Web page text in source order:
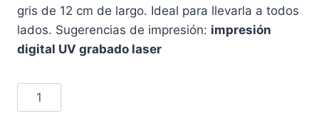
gris de 12 cm de largo. Ideal para llevarla a todos
lados. Sugerencias de impresión: impresión
digital UV grabado laser